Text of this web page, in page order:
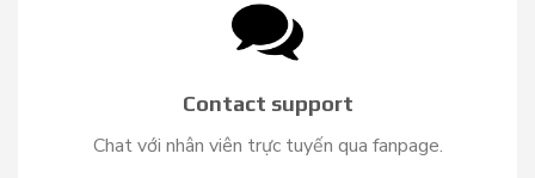
Contact support
Chat với nhân viên trực tuyến qua fanpage.